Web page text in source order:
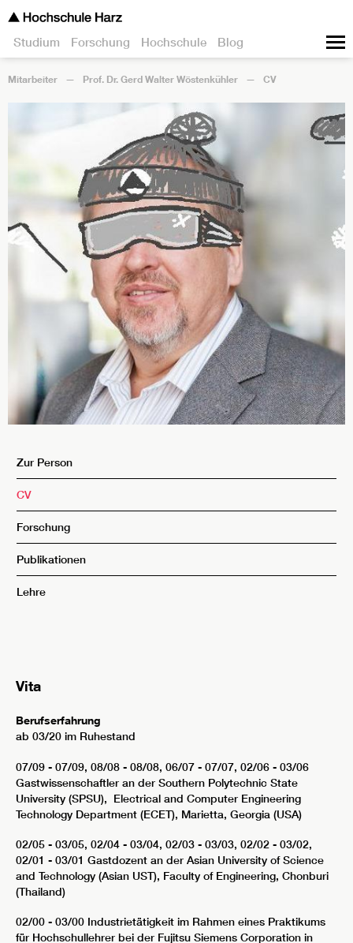
Studium Forschung Hochschule Blog
Mitarbeiter Prof. Dr. Gerd Walter Wöstenkühler CV
Zur Person
CV
Forschung
Publikationen
Lehre
Vita
Berufserfahrung
ab 03/20 im Ruhestand
07/09 - 07/09, 08/08 - 08/08, 06/07 - 07/07, 02/06 - 03/06
Gastwissenschaftler an der Southern Polytechnic State
University (SPSU), Electrical and Computer Engineering
Technology Department (ECET), Marietta, Georgia (USA)
02/05 - 03/05, 02/04 - 03/04, 02/03 - 03/03, 02/02 - 03/02,
02/01 - 03/01 Gastdozent an der Asian University of Science
and Technology (Asian UST), Faculty of Engineering, Chonburi
(Thailand)
02/00 - 03/00 Industrietätigkeit im Rahmen eines Praktikums
für Hochschullehrer bei der Fujitsu Siemens Corporation in